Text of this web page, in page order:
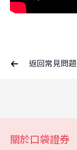
返回常見問題
關於口袋證券